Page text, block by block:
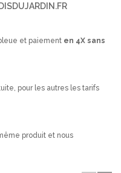
et paiement en 4X sans
pour les autres les tarifs
produit et nous